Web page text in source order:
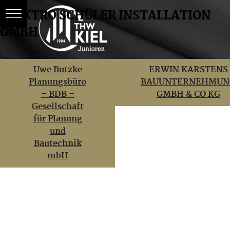
content
ELEKTRO SCHÜLER INSTALLATION
GMBH
BEITRAGSNAVIGATION
Uwe Butzke
Planungsbüro
– BDB –
Gesellschaft
für Planung
und
Bautechnik
mbH
ERWIN KARSTENS
GMBH & CO KG